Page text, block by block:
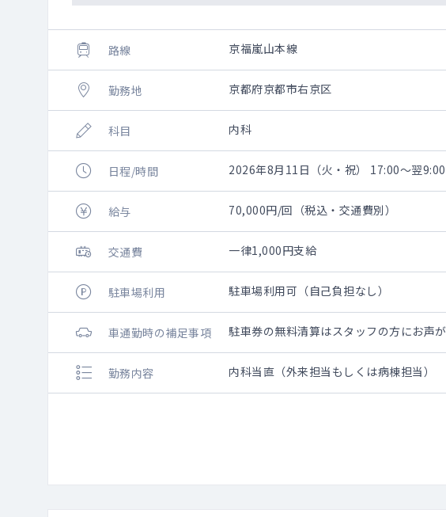
路線 京福嵐山本線
勤務地 京都府京都市右京区
科目 内科
日程/時間 2026年8月11日（火・祝） 17:00～翌9:00
給与 70,000円/回（税込・交通費別）
交通費 一律1,000円支給
駐車場利用 駐車場利用可（自己負担なし）
車通勤時の補足事項 駐車券の無料清算はスタッフの方にお声が
勤務内容 内科当直（外来担当もしくは病棟担当）